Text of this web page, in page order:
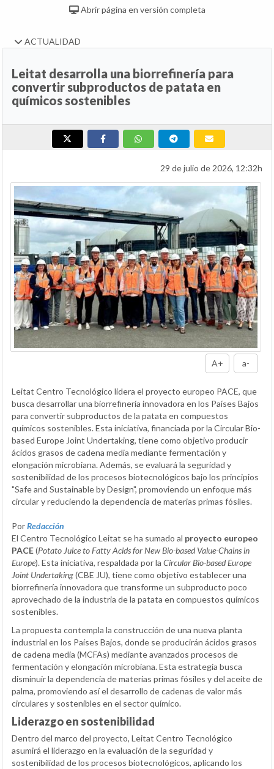
Abrir página en versión completa
ACTUALIDAD
Leitat desarrolla una biorrefinería para
convertir subproductos de patata en
químicos sostenibles
29 de julio de 2026, 12:32h
A+ a-
Leitat Centro Tecnológico lidera el proyecto europeo PACE, que
busca desarrollar una biorrefinería innovadora en los Países Bajos
para convertir subproductos de la patata en compuestos
químicos sostenibles. Esta iniciativa, financiada por la Circular Bio-
based Europe Joint Undertaking, tiene como objetivo producir
ácidos grasos de cadena media mediante fermentación y
elongación microbiana. Además, se evaluará la seguridad y
sostenibilidad de los procesos biotecnológicos bajo los principios
"Safe and Sustainable by Design", promoviendo un enfoque más
circular y reduciendo la dependencia de materias primas fósiles.
PorRedacción
El Centro Tecnológico Leitat se ha sumado al proyecto europeo
PACE(Potato Juice to Fatty Acids for New Bio-based Value-Chains in
Europe). Esta iniciativa, respaldada por la Circular Bio-based Europe
Joint Undertaking(CBE JU), tiene como objetivo establecer una
biorrefinería innovadora que transforme un subproducto poco
aprovechado de la industria de la patata en compuestos químicos
sostenibles.
La propuesta contempla la construcción de una nueva planta
industrial en los Países Bajos, donde se producirán ácidos grasos
de cadena media (MCFAs) mediante avanzados procesos de
fermentación y elongación microbiana. Esta estrategia busca
disminuir la dependencia de materias primas fósiles y del aceite de
palma, promoviendo así el desarrollo de cadenas de valor más
circulares y sostenibles en el sector químico.
Liderazgo en sostenibilidad
Dentro del marco del proyecto, Leitat Centro Tecnológico
asumirá el liderazgo en la evaluación de la seguridad y
sostenibilidad de los procesos biotecnológicos, aplicando los